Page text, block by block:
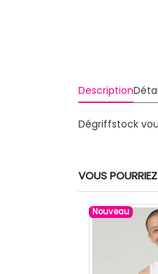
Description
Dégriffstock
VOUS
Nouveau